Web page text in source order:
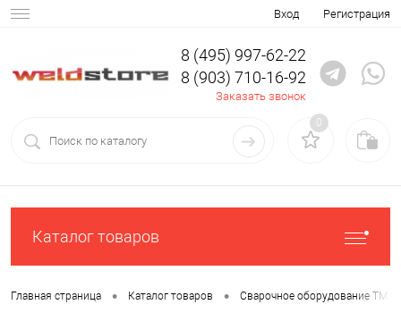
Вход Регистрация
8 (495) 997-62-22
8 (903) 710-16-92
Заказать звонок
0
Каталог товаров
Главная страница • Каталог товаров • Сварочное оборудование ТМ